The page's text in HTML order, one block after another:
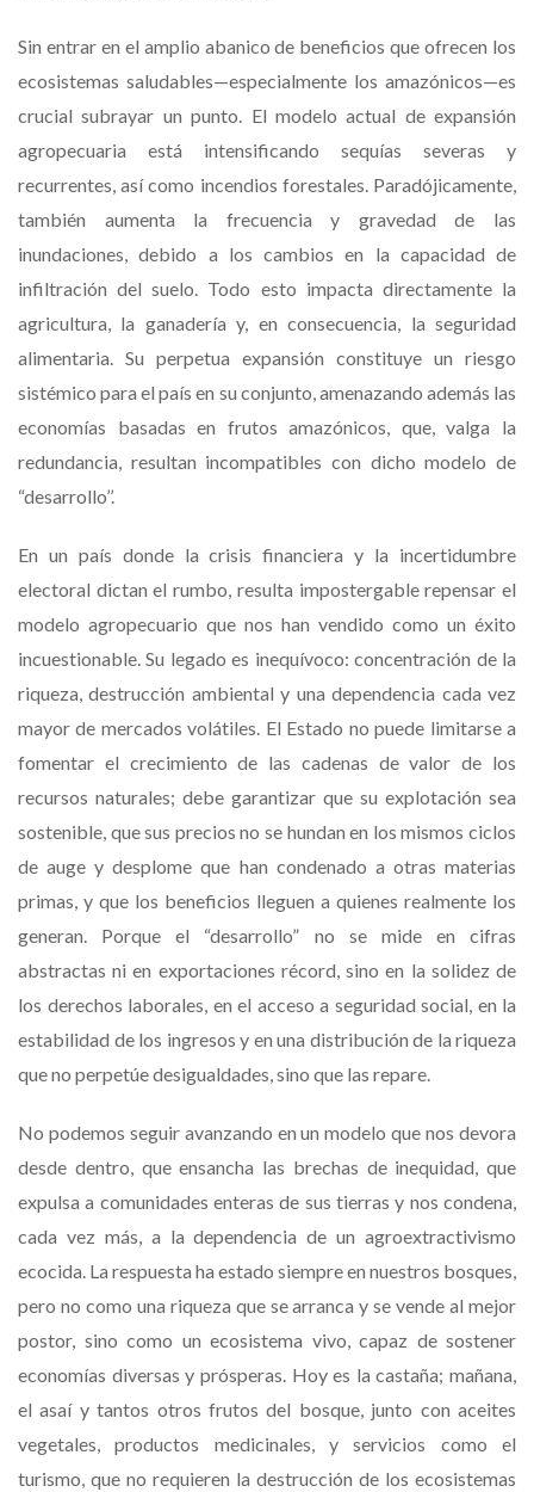
Sin entrar en el amplio abanico de beneficios que ofrecen los
ecosistemas saludables—especialmente los amazónicos—es
crucial subrayar un punto. El modelo actual de expansión
agropecuaria está intensificando sequías severas y
recurrentes, así como incendios forestales. Paradójicamente,
también aumenta la frecuencia y gravedad de las
inundaciones, debido a los cambios en la capacidad de
infiltración del suelo. Todo esto impacta directamente la
agricultura, la ganadería y, en consecuencia, la seguridad
alimentaria. Su perpetua expansión constituye un riesgo
sistémico para el país en su conjunto, amenazando además las
economías basadas en frutos amazónicos, que, valga la
redundancia, resultan incompatibles con dicho modelo de
“desarrollo’’.
En un país donde la crisis financiera y la incertidumbre
electoral dictan el rumbo, resulta impostergable repensar el
modelo agropecuario que nos han vendido como un éxito
incuestionable. Su legado es inequívoco: concentración de la
riqueza, destrucción ambiental y una dependencia cada vez
mayor de mercados volátiles. El Estado no puede limitarse a
fomentar el crecimiento de las cadenas de valor de los
recursos naturales; debe garantizar que su explotación sea
sostenible, que sus precios no se hundan en los mismos ciclos
de auge y desplome que han condenado a otras materias
primas, y que los beneficios lleguen a quienes realmente los
generan. Porque el “desarrollo” no se mide en cifras
abstractas ni en exportaciones récord, sino en la solidez de
los derechos laborales, en el acceso a seguridad social, en la
estabilidad de los ingresos y en una distribución de la riqueza
que no perpetúe desigualdades, sino que las repare.
No podemos seguir avanzando en un modelo que nos devora
desde dentro, que ensancha las brechas de inequidad, que
expulsa a comunidades enteras de sus tierras y nos condena,
cada vez más, a la dependencia de un agroextractivismo
ecocida. La respuesta ha estado siempre en nuestros bosques,
pero no como una riqueza que se arranca y se vende al mejor
postor, sino como un ecosistema vivo, capaz de sostener
economías diversas y prósperas. Hoy es la castaña; mañana,
el asaí y tantos otros frutos del bosque, junto con aceites
vegetales, productos medicinales, y servicios como el
turismo, que no requieren la destrucción de los ecosistemas